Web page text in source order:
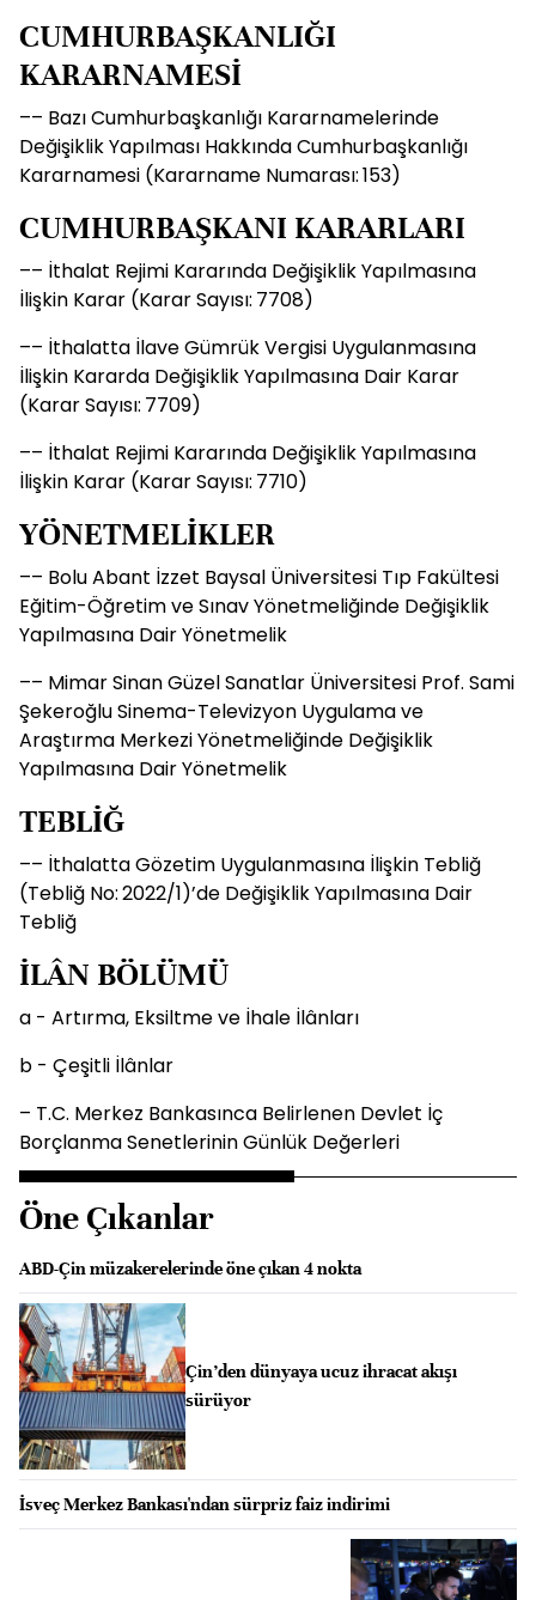
CUMHURBAŞKANLIĞI
KARARNAMESİ
–– Bazı Cumhurbaşkanlığı Kararnamelerinde
Değişiklik Yapılması Hakkında Cumhurbaşkanlığı
Kararnamesi (Kararname Numarası: 153)
CUMHURBAŞKANI KARARLARI
–– İthalat Rejimi Kararında Değişiklik Yapılmasına
İlişkin Karar (Karar Sayısı: 7708)
–– İthalatta İlave Gümrük Vergisi Uygulanmasına
İlişkin Kararda Değişiklik Yapılmasına Dair Karar
(Karar Sayısı: 7709)
–– İthalat Rejimi Kararında Değişiklik Yapılmasına
İlişkin Karar (Karar Sayısı: 7710)
YÖNETMELİKLER
–– Bolu Abant İzzet Baysal Üniversitesi Tıp Fakültesi
Eğitim-Öğretim ve Sınav Yönetmeliğinde Değişiklik
Yapılmasına Dair Yönetmelik
–– Mimar Sinan Güzel Sanatlar Üniversitesi Prof. Sami
Şekeroğlu Sinema-Televizyon Uygulama ve
Araştırma Merkezi Yönetmeliğinde Değişiklik
Yapılmasına Dair Yönetmelik
TEBLİĞ
–– İthalatta Gözetim Uygulanmasına İlişkin Tebliğ
(Tebliğ No: 2022/1)’de Değişiklik Yapılmasına Dair
Tebliğ
İLÂN BÖLÜMÜ
a - Artırma, Eksiltme ve İhale İlânları
b - Çeşitli İlânlar
– T.C. Merkez Bankasınca Belirlenen Devlet İç
Borçlanma Senetlerinin Günlük Değerleri
Öne Çıkanlar
ABD-Çin müzakerelerinde öne çıkan 4 nokta
Çin’den dünyaya ucuz ihracat akışı
sürüyor
İsveç Merkez Bankası'ndan sürpriz faiz indirimi